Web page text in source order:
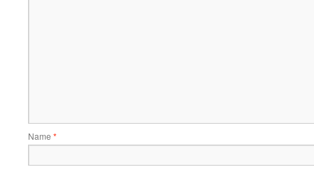
Name *